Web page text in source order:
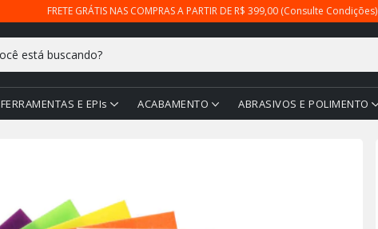
FRETE GRÁTIS NAS COMPRAS A PARTIR DE R$ 399,00 (Consulte Condições)
FERRAMENTAS E EPIs ACABAMENTO ABRASIVOS E POLIMENTO